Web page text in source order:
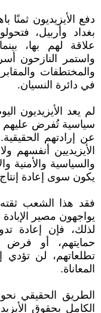
دفع الأيزيديون ثمنًا
بغداد وأربيل،
علاقة لهم بها،
واستمر النازحون
والمختطفات والمقابر
في دائرة النسيان.
لم يعد الأيزيديون
سياسية تُفرض عليهم
عن إرادتهم
الأيزيديين أنفسهم
والسياسية والأمنية
يكون سوى إعادة
فقد هذا الشعب ثقته
يواجهون مصير
لذلك، فإن إعادة
حمايتهم، أو فرض
تطلعاتهم، لن تؤدي
المعاناة.
الطريق الحقيقي نحو
الكامل بحقوق